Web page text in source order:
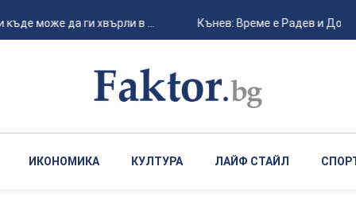
може да ги хвърли в ... Кънев: Време е Радев и Донев
ИКОНОМИКА КУЛТУРА ЛАЙФ СТАЙЛ